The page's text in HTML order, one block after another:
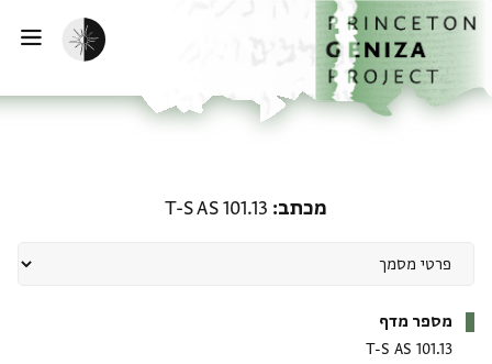
לתוכןהבית
הפעלת מצב כהה
מכתב T-S AS 101.13
מספר מדף
T-S AS 101.13